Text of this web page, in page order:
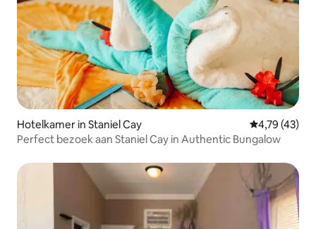
Hotelkamer in Staniel Cay Gemiddelde
4,79 (43)
Perfect bezoek aan Staniel Cay in Authentic Bungalow